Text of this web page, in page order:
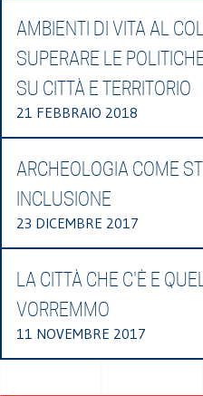
AMBIENTI DI VITA AL
SUPERARE LE
SU CITTÀ E TERRITORIO
21 FEBBRAIO 2018
ARCHEOLOGIA COME
INCLUSIONE
23 DICEMBRE 2017
LA CITTÀ CHE C'È E
VORREMMO
11 NOVEMBRE 2017